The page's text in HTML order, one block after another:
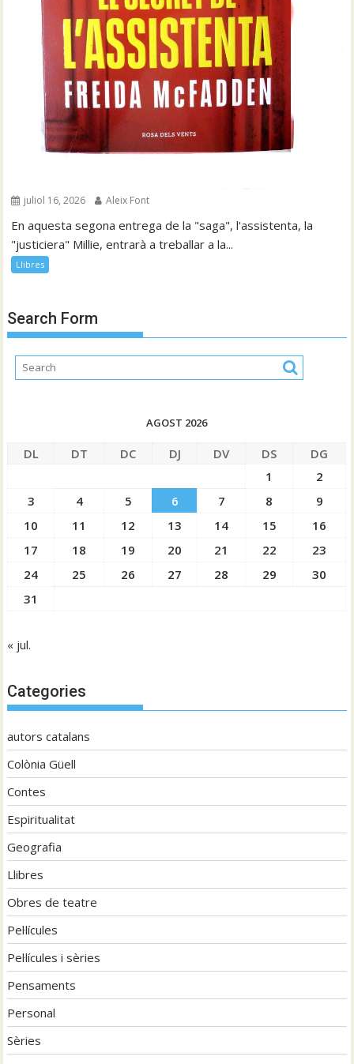
juliol 16, 2026 Aleix Font
En aquesta segona entrega de la "saga", l'assistenta, la
"justiciera" Millie, entrarà a treballar a la...
Llibres
Search Form
AGOST 2026
DL DT DC DJ DV DS
DG
1
2
3
4 5 6 7 8
9
10
11 12 13 14 15
16
17
18 19 20 21 22
23
24
25 26 27 28 29
30
31
« jul.
Categories
autors catalans
Colònia Güell
Contes
Espiritualitat
Geografia
Llibres
Obres de teatre
Pel·lícules
Pel·lícules i sèries
Pensaments
Personal
Sèries